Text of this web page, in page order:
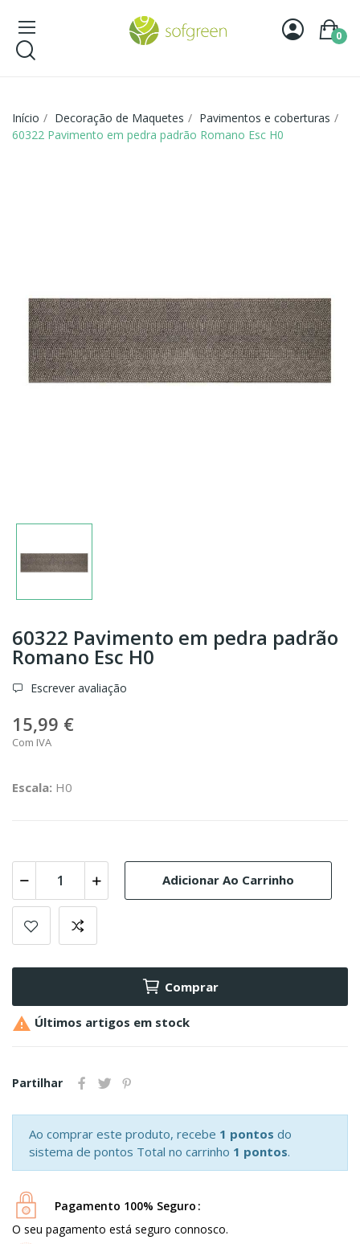
0
Início Decoração de Maquetes
Pavimentos e coberturas
60322 Pavimento em pedra padrão Romano Esc H0
60322 Pavimento em pedra padrão
Romano Esc H0
Escrever avaliação
15,99 €
Com IVA
Escala: H0
Adicionar Ao Carrinho
Comprar
 Últimos artigos em stock
Partilhar
Ao comprar este produto, recebe 1 pontos do
sistema de pontos Total no carrinho 1 pontos.
Pagamento 100% Seguro
O seu pagamento está seguro connosco.